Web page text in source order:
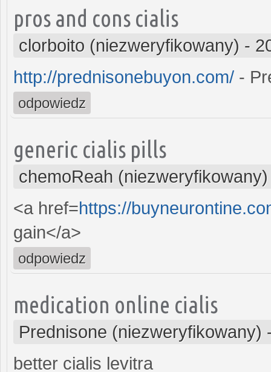
pros and cons cialis
clorboito (niezweryfikowany) -
http://prednisonebuyon.com/ -
odpowiedz
generic cialis pills
chemoReah (niezweryfikowany)
<a href=https://
gain</a>
odpowiedz
medication online cialis
Prednisone (niezweryfikowany)
better cialis levitra